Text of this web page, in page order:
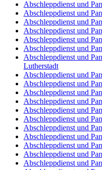
Abschleppdienst und
Abschleppdienst und
Abschleppdienst und
Abschleppdienst und
Abschleppdienst und
Abschleppdienst und
Abschleppdienst und
Lutherstadt
Abschleppdienst und
Abschleppdienst und
Abschleppdienst und
Abschleppdienst und
Abschleppdienst und
Abschleppdienst und
Abschleppdienst und
Abschleppdienst und
Abschleppdienst und
Abschleppdienst und
Abschleppdienst und